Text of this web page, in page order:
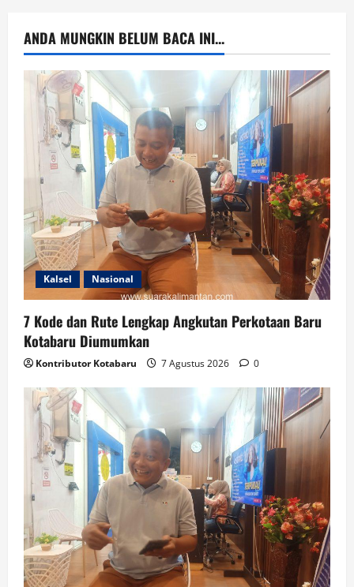
ANDA MUNGKIN BELUM BACA INI...
Kalsel Nasional
7 Kode dan Rute Lengkap Angkutan Perkotaan Baru
Kotabaru Diumumkan
Kontributor Kotabaru 7 Agustus 2026 0